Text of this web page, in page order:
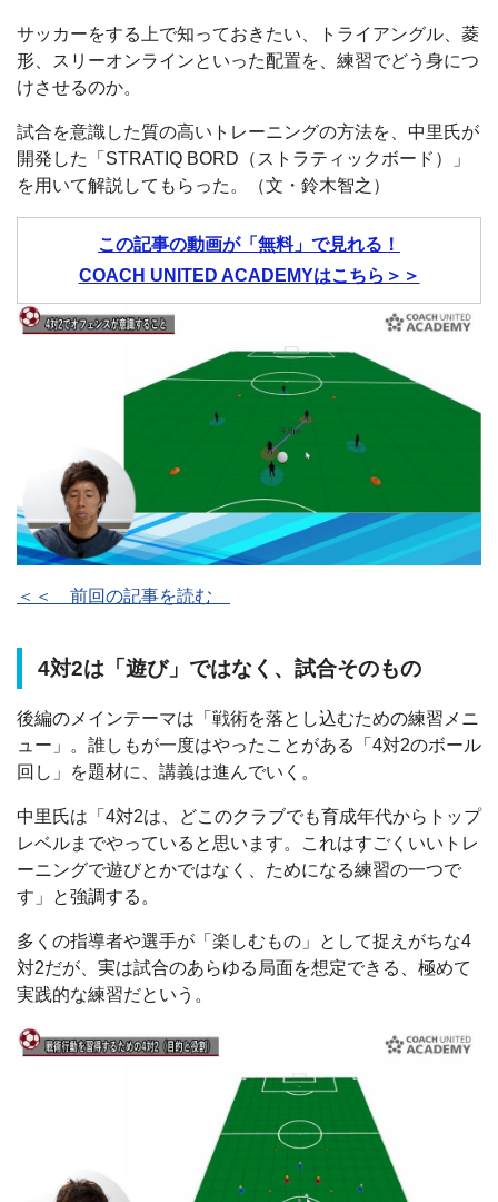
サッカーをする上で知っておきたい、トライアングル、菱
形、スリーオンラインといった配置を、練習でどう身につ
けさせるのか。
試合を意識した質の高いトレーニングの方法を、中里氏が
開発した「STRATIQ BORD（ストラティックボード）」
を用いて解説してもらった。（文・鈴木智之）
この記事の動画が「無料」で見れる！
COACH UNITED ACADEMYはこちら＞＞
＜＜ 前回の記事を読む
4対2は「遊び」ではなく、試合そのもの
後編のメインテーマは「戦術を落とし込むための練習メニ
ュー」。誰しもが一度はやったことがある「4対2のボール
回し」を題材に、講義は進んでいく。
中里氏は「4対2は、どこのクラブでも育成年代からトップ
レベルまでやっていると思います。これはすごくいいトレ
ーニングで遊びとかではなく、ためになる練習の一つで
す」と強調する。
多くの指導者や選手が「楽しむもの」として捉えがちな4
対2だが、実は試合のあらゆる局面を想定できる、極めて
実践的な練習だという。